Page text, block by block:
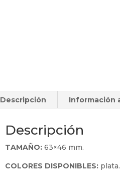
Descripción Información
Descripción
TAMAÑO: 63×46 mm.
COLORES DISPONIBLES: plata.